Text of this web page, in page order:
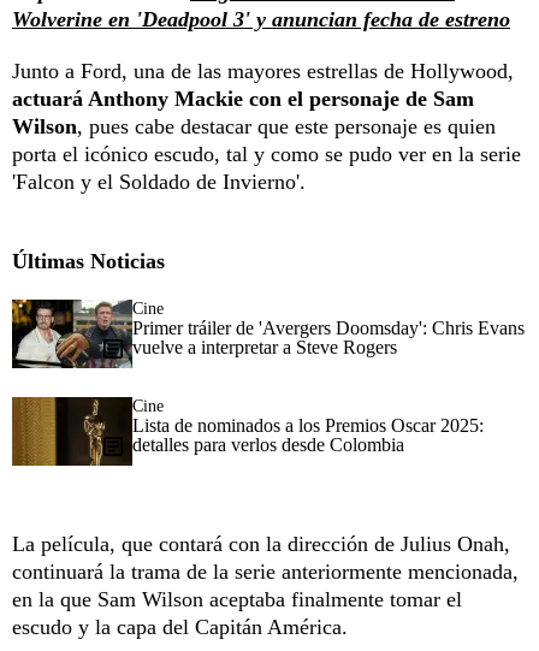
Wolverine en 'Deadpool 3' y anuncian fecha de estreno
Junto a Ford, una de las mayores estrellas de Hollywood,
actuará Anthony Mackie con el personaje de Sam
Wilson, pues cabe destacar que este personaje es quien
porta el icónico escudo, tal y como se pudo ver en la serie
'Falcon y el Soldado de Invierno'.
Últimas Noticias
Cine
Primer tráiler de 'Avergers Doomsday': Chris Evans
vuelve a interpretar a Steve Rogers
Cine
Lista de nominados a los Premios Oscar 2025:
detalles para verlos desde Colombia
La película, que contará con la dirección de Julius Onah,
continuará la trama de la serie anteriormente mencionada,
en la que Sam Wilson aceptaba finalmente tomar el
escudo y la capa del Capitán América.